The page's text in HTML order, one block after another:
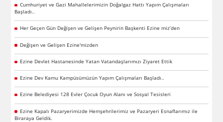
Cumhuriyet ve Gazi Mahallelerimizin Doğalgaz Hattı Yapım Çalışmaları
Başladı..
Her Geçen Gün Değişen ve Gelişen Peynirin Başkenti Ezine miz’den
Değişen ve Gelişen Ezine'mizden
Ezine Devlet Hastanesinde Yatan Vatandaşlarımızı Ziyaret Ettik
Ezine Dev Kamu Kampüsümüzün Yapım Çalışmaları Başladı..
Ezine Belediyesi 128 Evler Çocuk Oyun Alanı ve Sosyal Tesisleri
Ezine Kapalı Pazaryerimizde Hemşehrilerimiz ve Pazaryeri Esnaflarımız ile
Biraraya Geldik.